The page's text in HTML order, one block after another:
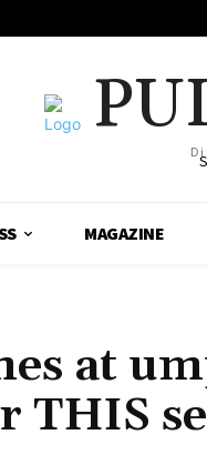
MAGAZINE
at
THIS